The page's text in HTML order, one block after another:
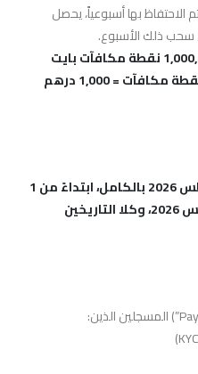
الاحتفاظ بها أسبوعياً، يحصل
ذلك الأسبوع.
1,000,000 نقطة مكافآت بايت
1,000,000 نقطة مكافآت = 1,000 درهم
تسري الحملة طوال شهر أغسطس 2026 بالكامل، ابتداءً من 1
أغسطس 2026 وحتى 31 أغسطس 2026، وكلا التاريخين